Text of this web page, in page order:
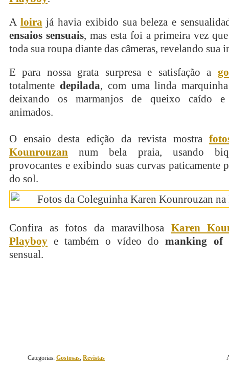
A loirajá havia exibido sua beleza e
ensaios sensuais, mas esta foi a primeira vez
toda sua roupa diante das câmeras, revelando sua
E para nossa grata surpresa e satisfação a
totalmente depilada, com uma linda
deixando os marmanjos de queixo caído
animados.
O ensaio desta edição da revista mostra
Kounrouzan num bela praia, usando
provocantes e exibindo suas curvas paticamente
do sol.
Confira as fotos da maravilhosa Karen
Playboy e também o vídeo domanking of
sensual.
Categorias: Gostosas, Revistas